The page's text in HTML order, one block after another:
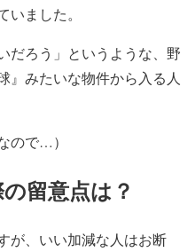
ました。
だろう」というような、野
』みたいな物件から入る人
ので…）
留意点は？
が、いい加減な人はお断